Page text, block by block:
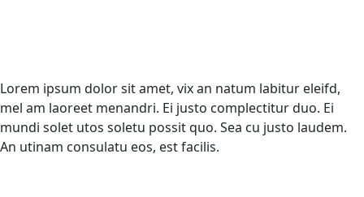
Lorem ipsum dolor sit amet, vix an natum labitur eleifd,
mel am laoreet menandri. Ei justo complectitur duo. Ei
mundi solet utos soletu possit quo. Sea cu justo laudem.
An utinam consulatu eos, est facilis.